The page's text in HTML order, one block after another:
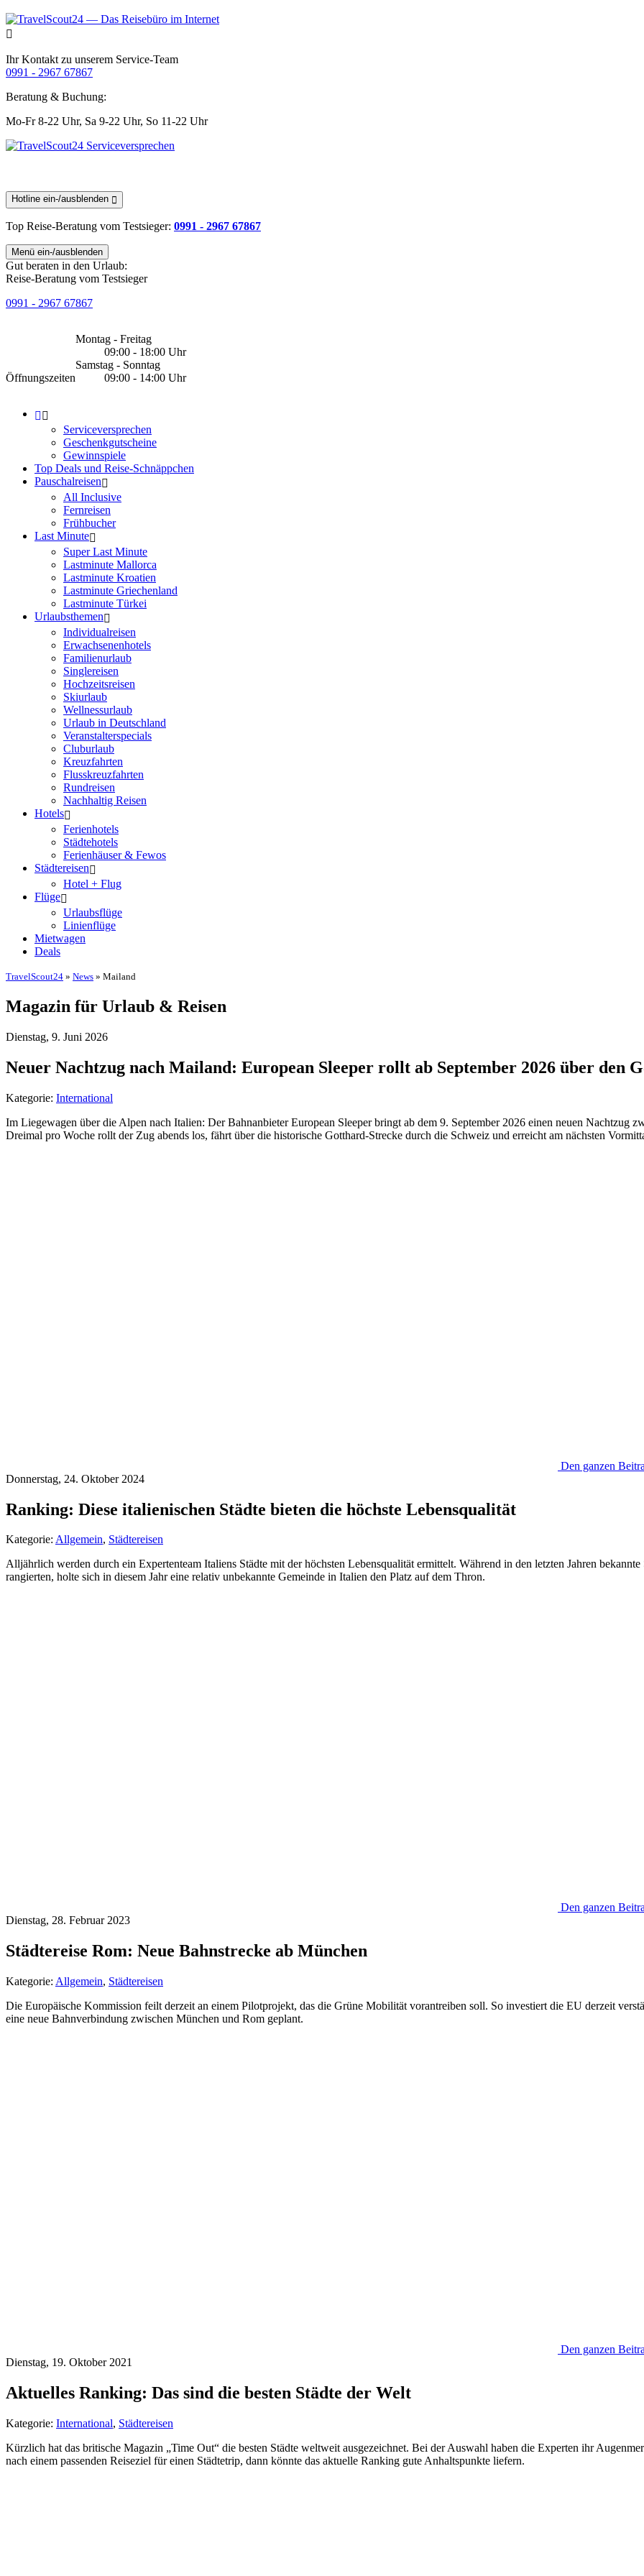
Ihr Kontakt zu unserem Service-Team
0991 - 2967 67867
Beratung & Buchung:
Mo-Fr 8-22 Uhr, Sa 9-22 Uhr, So 11-22 Uhr
Hotline ein-/ausblenden
Top Reise-Beratung vom Testsieger: 0991 - 2967 67867
Menü ein-/ausblenden
Gut beraten in den Urlaub:
Reise-Beratung vom Testsieger
0991 - 2967 67867
Öffnungszeiten
Montag - Freitag
09:00 - 18:00 Uhr
Samstag - Sonntag
09:00 - 14:00 Uhr
Serviceversprechen
Geschenkgutscheine
Gewinnspiele
Top Deals und Reise-Schnäppchen
Pauschalreisen
All Inclusive
Fernreisen
Frühbucher
Last Minute
Super Last Minute
Lastminute Mallorca
Lastminute Kroatien
Lastminute Griechenland
Lastminute Türkei
Urlaubsthemen
Individualreisen
Erwachsenenhotels
Familienurlaub
Singlereisen
Hochzeitsreisen
Skiurlaub
Wellnessurlaub
Urlaub in Deutschland
Veranstalterspecials
Cluburlaub
Kreuzfahrten
Flusskreuzfahrten
Rundreisen
Nachhaltig Reisen
Hotels
Ferienhotels
Städtehotels
Ferienhäuser & Fewos
Städtereisen
Hotel + Flug
Flüge
Urlaubsflüge
Linienflüge
Mietwagen
Deals
TravelScout24 » News » Mailand
Magazin für Urlaub & Reisen
Dienstag, 9. Juni 2026
Neuer Nachtzug nach Mailand: European Sleeper rollt ab September 2026 über den
Kategorie: International
Im Liegewagen über die Alpen nach Italien: Der Bahnanbieter European Sleeper bringt ab dem 9. September 2026 einen neuen Nachtzug
Dreimal pro Woche rollt der Zug abends los, fährt über die historische Gotthard-Strecke durch die Schweiz und erreicht am nächsten
Den ganzen
Donnerstag, 24. Oktober 2024
Ranking: Diese italienischen Städte bieten die höchste Lebensqualität
Kategorie: Allgemein, Städtereisen
Alljährlich werden durch ein Expertenteam Italiens Städte mit der höchsten Lebensqualität ermittelt. Während in den letzten Jahren
rangierten, holte sich in diesem Jahr eine relativ unbekannte Gemeinde in Italien den Platz auf dem Thron.
Den ganzen
Dienstag, 28. Februar 2023
Städtereise Rom: Neue Bahnstrecke ab München
Kategorie: Allgemein, Städtereisen
Die Europäische Kommission feilt derzeit an einem Pilotprojekt, das die Grüne Mobilität vorantreiben soll. So investiert die EU derzeit
eine neue Bahnverbindung zwischen München und Rom geplant.
Den ganzen
Dienstag, 19. Oktober 2021
Aktuelles Ranking: Das sind die besten Städte der Welt
Kategorie: International, Städtereisen
Kürzlich hat das britische Magazin „Time Out“ die besten Städte weltweit ausgezeichnet. Bei der Auswahl haben die Experten ihr
nach einem passenden Reiseziel für einen Städtetrip, dann könnte das aktuelle Ranking gute Anhaltspunkte liefern.